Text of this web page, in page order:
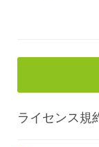
ライセンス規